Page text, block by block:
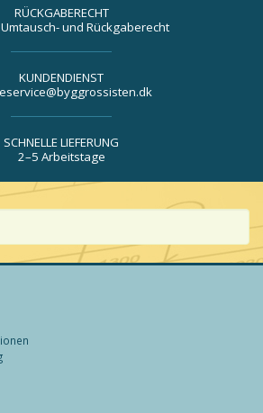
RÜCKGABERECHT
und Rückgaberecht
KUNDENDIENST
SCHNELLE LIEFERUNG
2–5 Arbeitstage